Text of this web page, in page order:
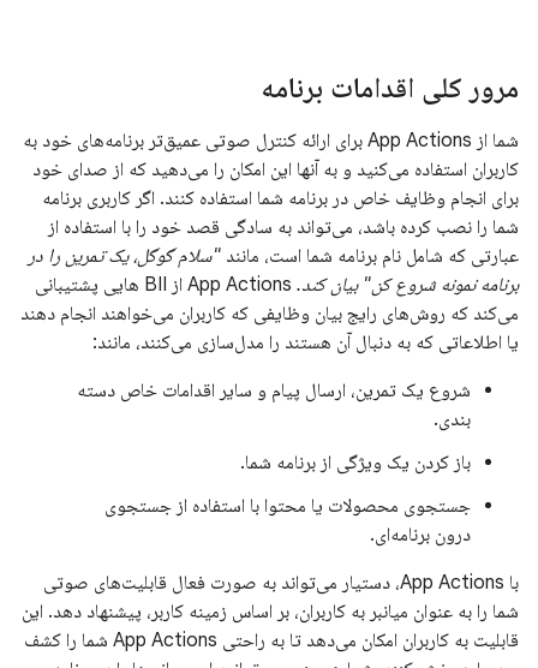
مرور کلی اقدامات برنامه
شما از App Actions برای ارائه کنترل صوتی عمیق‌تر برنامه‌های خود به
کاربران استفاده می‌کنید و به آنها این امکان را می‌دهید که از صدای خود
برای انجام وظایف خاص در برنامه شما استفاده کنند. اگر کاربری برنامه
شما را نصب کرده باشد، می‌تواند به سادگی قصد خود را با استفاده از
عبارتی که شامل نام برنامه شما است، مانند "سلام گوگل، یک تمرین را در
برنامه نمونه شروع کن" بیان کند.
App Actions از BII هایی پشتیبانی
می‌کند که روش‌های رایج بیان وظایفی که کاربران می‌خواهند انجام دهند
یا اطلاعاتی که به دنبال آن هستند را مدل‌سازی می‌کنند، مانند:
شروع یک تمرین، ارسال پیام و سایر اقدامات خاص دسته
بندی.
باز کردن یک ویژگی از برنامه شما.
جستجوی محصولات یا محتوا با استفاده از جستجوی
درون برنامه‌ای.
با App Actions، دستیار می‌تواند به صورت فعال قابلیت‌های صوتی
شما را به عنوان میانبر به کاربران، بر اساس زمینه کاربر، پیشنهاد دهد. این
قابلیت به کاربران امکان می‌دهد تا به راحتی App Actions شما را کشف